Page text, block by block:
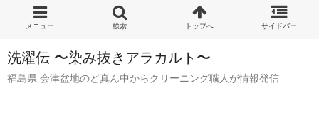
洗濯伝 〜染み抜きアラカルト〜
福島県 会津盆地のど真ん中からクリーニング職人が情報発信